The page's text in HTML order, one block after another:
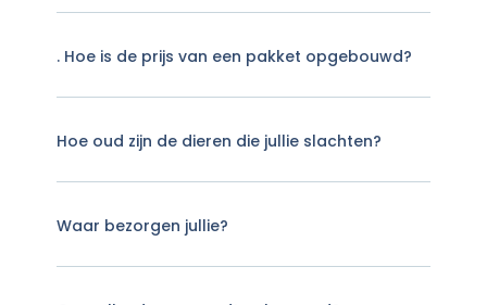
. Hoe is de prijs van een pakket opgebouwd?
Hoe oud zijn de dieren die jullie slachten?
Waar bezorgen jullie?